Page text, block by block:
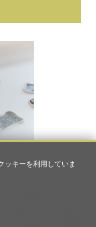
ッキーを利用していま